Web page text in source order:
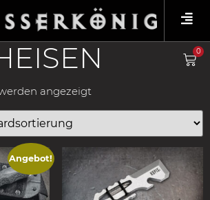
0
mit
Messer
angezeigt
Angebot!